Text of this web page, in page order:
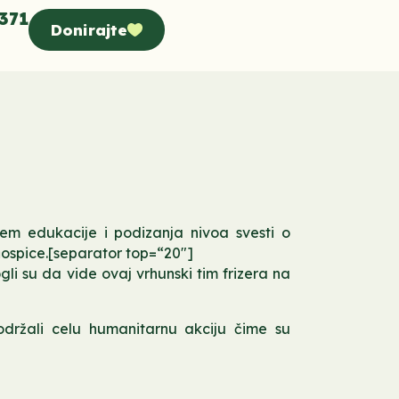
Donirajte
edukacije i podizanja nivoa svesti o
top=“20″]
su da vide ovaj vrhunski tim frizera na
celu humanitarnu akciju čime su